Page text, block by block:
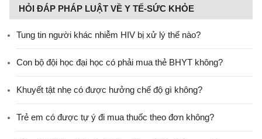
HỎI ĐÁP PHÁP LUẬT VỀ Y TẾ-SỨC KHỎE
Tung tin người khác nhiễm HIV bị xử lý thế nào?
Con bộ đội học đại học có phải mua thẻ BHYT không?
Khuyết tật nhẹ có được hưởng chế độ gì không?
Trẻ em có được tự ý đi mua thuốc theo đơn không?